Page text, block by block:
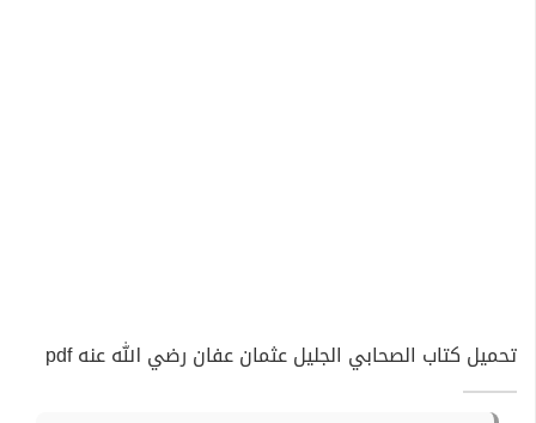
تحميل كتاب الصحابي الجليل عثمان عفان رضي الله عنه pdf